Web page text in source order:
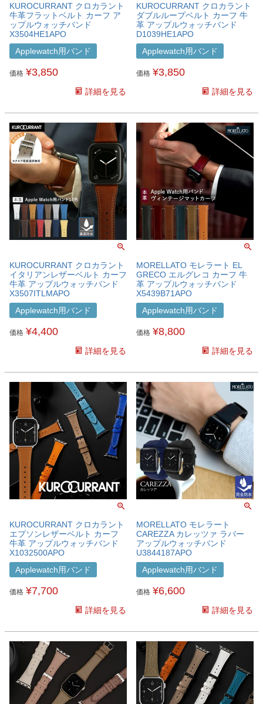
KUROCURRANT クロカラント
牛革フラットベルト カーフ ア
ップルウォッチバンド
X3504HE1APO
Applewatch用バンド
価格 ¥3,850
詳細を見る
KUROCURRANT クロカラント
ダブルループベルト カーフ 牛
革 アップルウォッチバンド
D1039HE1APO
Applewatch用バンド
価格 ¥3,850
詳細を見る
KUROCURRANT クロカラント
イタリアンレザーベルト カーフ
牛革 アップルウォッチバンド
X3507ITLMAPO
Applewatch用バンド
価格 ¥4,400
詳細を見る
MORELLATO モレラート EL
GRECO エルグレコ カーフ 牛
革 アップルウォッチバンド
X5439B71APO
Applewatch用バンド
価格 ¥8,800
詳細を見る
KUROCURRANT クロカラント
エプソンレザーベルト カーフ
牛革 アップルウォッチバンド
X1032500APO
Applewatch用バンド
価格 ¥7,700
詳細を見る
MORELLATO モレラート
CAREZZA カレッツァ ラバー
アップルウォッチバンド
U3844187APO
Applewatch用バンド
価格 ¥6,600
詳細を見る